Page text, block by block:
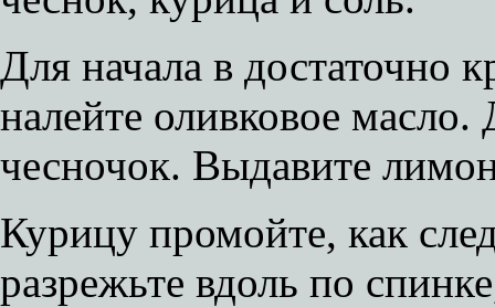
Для начала в достаточно
налейте оливковое
чесночок. Выдавите
Курицу промойте, как
разрежьте вдоль по